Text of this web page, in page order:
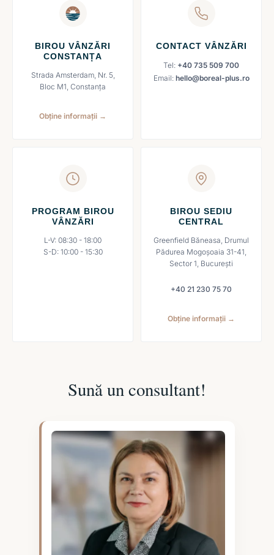
BIROU VÂNZĂRI
CONSTANȚA
Strada Amsterdam, Nr. 5,
Bloc M1, Constanța
Obține informații →
CONTACT VÂNZĂRI
Tel: +40 735 509 700
Email: hello@boreal-plus.ro
PROGRAM BIROU
VÂNZĂRI
L-V: 08:30 - 18:00
S-D: 10:00 - 15:30
BIROU SEDIU
CENTRAL
Greenfield Băneasa, Drumul
Pădurea Mogoșoaia 31-41,
Sector 1, București
+40 21 230 75 70
Obține informații →
Sună un consultant!